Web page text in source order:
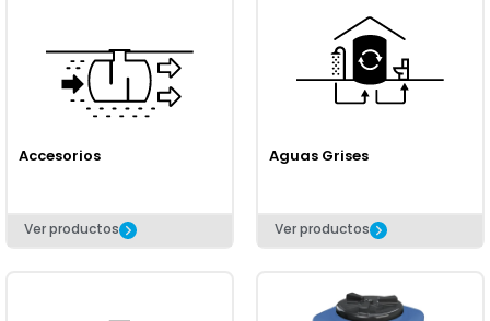
Accesorios
Ver productos
Aguas Grises
Ver productos